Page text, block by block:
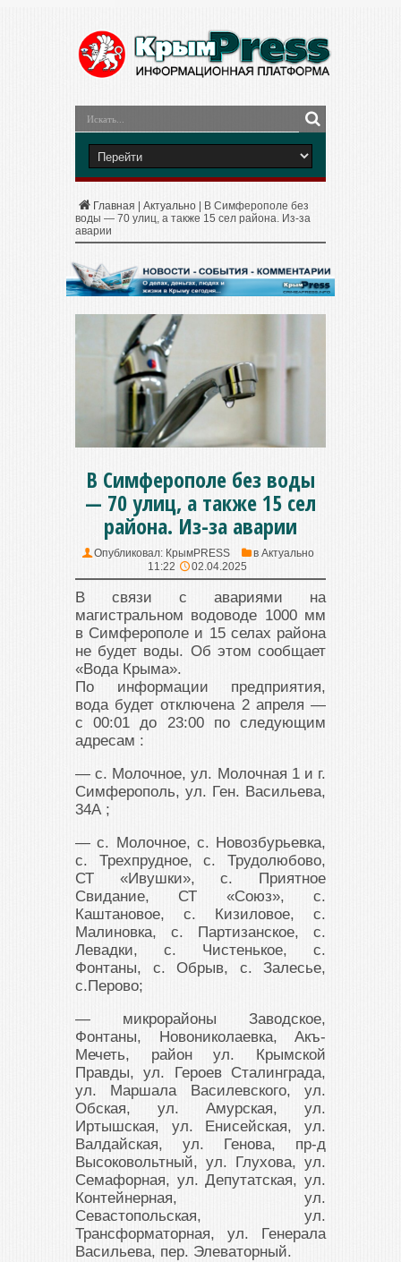
Главная Актуально
В Симферополе без
воды — 70 улиц, а также 15 сел района. Из-за
аварии
В Симферополе без воды
— 70 улиц, а также 15 сел
района. Из-за аварии
Опубликовал: КрымPRESS в Актуально
11:22
02.04.2025
В связи с авариями на
магистральном водоводе 1000 мм
в Симферополе и 15 селах района
не будет воды. Об этом сообщает
«Вода Крыма».
По информации предприятия,
вода будет отключена 2 апреля —
с 00:01 до 23:00 по следующим
адресам :
— с. Молочное, ул. Молочная 1 и г.
Симферополь, ул. Ген. Васильева,
34А ;
— с. Молочное, с. Новозбурьевка,
с. Трехпрудное, с. Трудолюбово,
СТ «Ивушки», с. Приятное
Свидание, СТ «Союз», с.
Каштановое, с. Кизиловое, с.
Малиновка, с. Партизанское, с.
Левадки, с. Чистенькое, с.
Фонтаны, с. Обрыв, с. Залесье,
с.Перово;
— микрорайоны Заводское,
Фонтаны, Новониколаевка, Акъ-
Мечеть, район ул. Крымской
Правды, ул. Героев Сталинграда,
ул. Маршала Василевского, ул.
Обская, ул. Амурская, ул.
Иртышская, ул. Енисейская, ул.
Валдайская, ул. Генова, пр-д
Высоковольтный, ул. Глухова, ул.
Семафорная, ул. Депутатская, ул.
Контейнерная, ул.
Севастопольская, ул.
Трансформаторная, ул. Генерала
Васильева, пер. Элеваторный.